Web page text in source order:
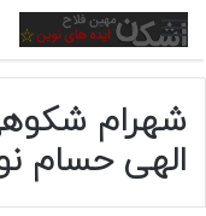
منو
شهرام
الهی حسام